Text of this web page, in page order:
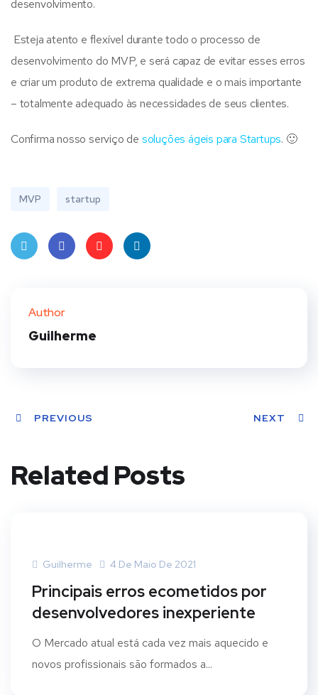
desenvolvimento.
Esteja atento e flexível durante todo o processo de
desenvolvimento do MVP, e será capaz de evitar esses erros
e criar um produto de extrema qualidade e o mais importante
– totalmente adequado às necessidades de seus clientes.
Confirma nosso serviço de soluções ágeis para Startups. 🙂
MVP startup
Author
Guilherme
PREVIOUS NEXT
Related Posts
Guilherme 4 De Maio De 2021
Principais erros ecometidos por
desenvolvedores inexperiente
O Mercado atual está cada vez mais aquecido e
novos profissionais são formados a...